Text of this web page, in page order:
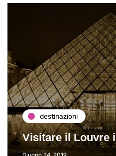
destinazioni
Visitare il Louvre